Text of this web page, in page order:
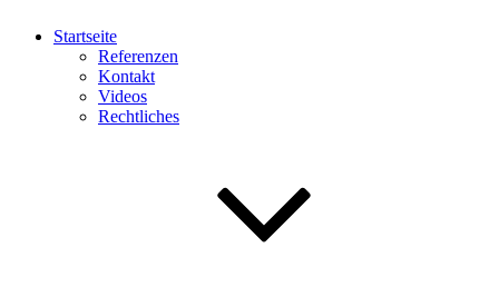
Startseite
Referenzen
Kontakt
Videos
Rechtliches